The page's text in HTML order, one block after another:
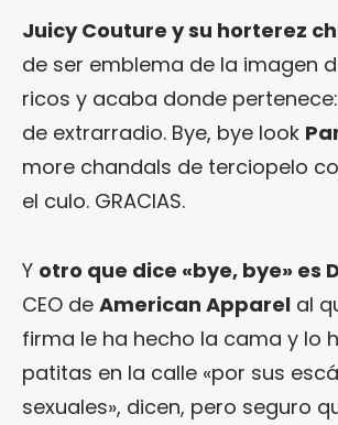
Juicy Couture y su horterez
de ser emblema de la imagen
ricos y acaba donde
de extrarradio. Bye, bye look
more chandals de terciopelo
el culo. GRACIAS.
Y otro que dice «bye, bye» es
CEO de American Apparel al
firma le ha hecho la cama y lo
patitas en la calle «por sus
sexuales», dicen, pero seguro